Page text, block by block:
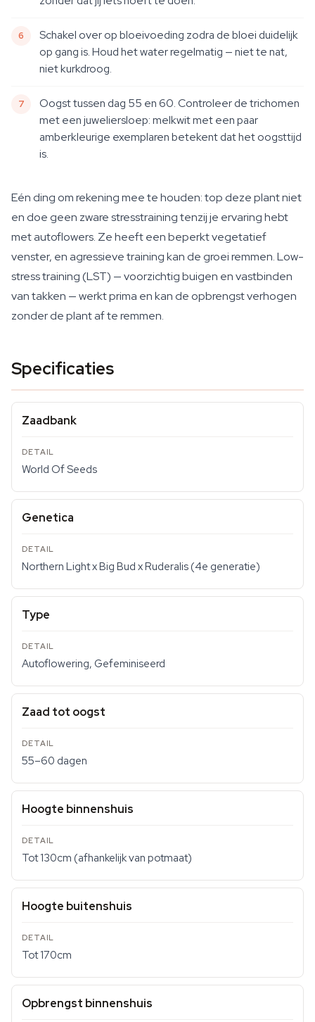
Schakel over op bloeivoeding zodra de bloei duidelijk
op gang is. Houd het water regelmatig — niet te nat,
niet kurkdroog.
Oogst tussen dag 55 en 60. Controleer de trichomen
met een juweliersloep: melkwit met een paar
amberkleurige exemplaren betekent dat het oogsttijd
is.
Eén ding om rekening mee te houden: top deze plant niet
en doe geen zware stresstraining tenzij je ervaring hebt
met autoflowers. Ze heeft een beperkt vegetatief
venster, en agressieve training kan de groei remmen. Low-
stress training (LST) — voorzichtig buigen en vastbinden
van takken — werkt prima en kan de opbrengst verhogen
zonder de plant af te remmen.
Specificaties
Zaadbank
World Of Seeds
Genetica
Northern Light x Big Bud x Ruderalis (4e generatie)
Type
Autoflowering, Gefeminiseerd
Zaad tot oogst
55–60 dagen
Hoogte binnenshuis
Tot 130cm (afhankelijk van potmaat)
Hoogte buitenshuis
Tot 170cm
Opbrengst binnenshuis